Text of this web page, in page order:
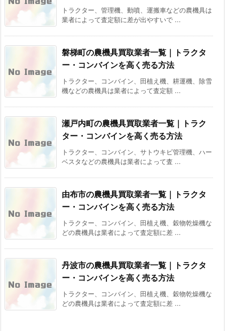
トラクター、管理機、動噴、運搬車などの農機具は
業者によって査定額に差が出やすいで ...
磐梯町の農機具買取業者一覧｜トラクタ
ー・コンバインを高く売る方法
トラクター、コンバイン、田植え機、耕運機、除雪
機などの農機具は業者によって査定額 ...
瀬戸内町の農機具買取業者一覧｜トラク
ター・コンバインを高く売る方法
トラクター、コンバイン、サトウキビ管理機、ハー
ベスタなどの農機具は業者によって査 ...
由布市の農機具買取業者一覧｜トラクタ
ー・コンバインを高く売る方法
トラクター、コンバイン、田植え機、穀物乾燥機な
どの農機具は業者によって査定額に差 ...
丹波市の農機具買取業者一覧｜トラクタ
ー・コンバインを高く売る方法
トラクター、コンバイン、田植え機、穀物乾燥機な
どの農機具は業者によって査定額に差 ...